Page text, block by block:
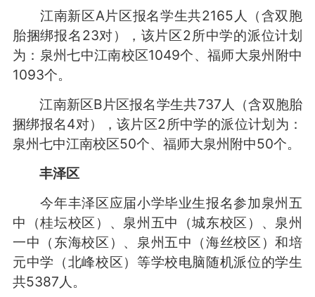
江南新区A片区报名学生共2165人（含双胞
胎捆绑报名23对），该片区2所中学的派位计划
为：泉州七中江南校区1049个、福师大泉州附中
1093个。
江南新区B片区报名学生共737人（含双胞胎
捆绑报名4对），该片区2所中学的派位计划为：
泉州七中江南校区50个、福师大泉州附中50个。
丰泽区
今年丰泽区应届小学毕业生报名参加泉州五
中（桂坛校区）、泉州五中（城东校区）、泉州
一中（东海校区）、泉州五中（海丝校区）和培
元中学（北峰校区）等学校电脑随机派位的学生
共5387人。